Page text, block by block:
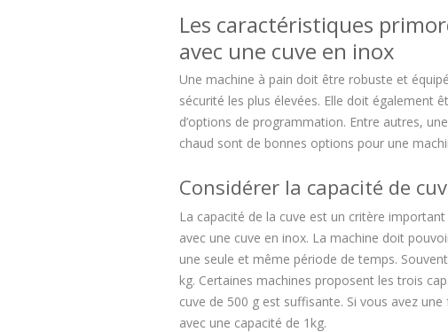
Les caractéristiques
avec une cuve en inox
Une machine à pain doit être robuste et
sécurité les plus élevées. Elle doit également
d’options de programmation. Entre autres,
chaud sont de bonnes options pour une
Considérer la capacité de
La capacité de la cuve est un critère
avec une cuve en inox. La machine doit
une seule et même période de temps.
kg. Certaines machines proposent les trois
cuve de 500 g est suffisante. Si vous avez
avec une capacité de 1kg.